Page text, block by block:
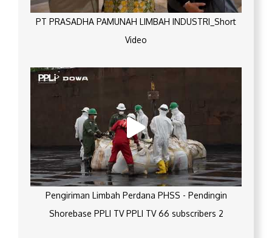
PT PRASADHA PAMUNAH LIMBAH INDUSTRI_Short
Video
Pengiriman Limbah Perdana PHSS - Pendingin
Shorebase PPLI TV PPLI TV 66 subscribers 2